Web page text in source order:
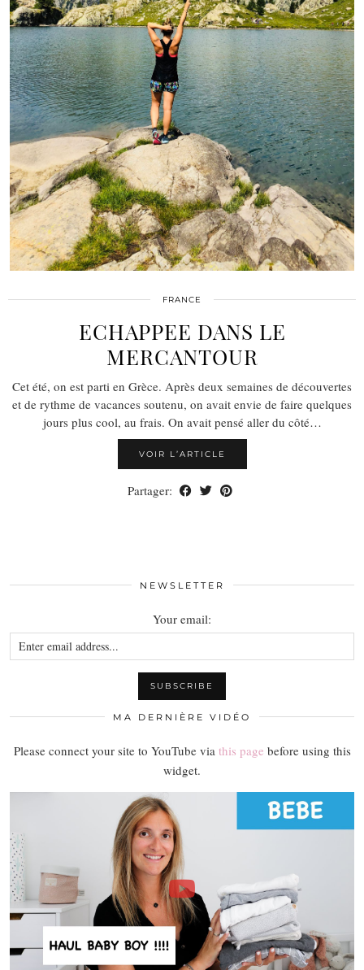
FRANCE
ECHAPPEE DANS LE
MERCANTOUR
Cet été, on est parti en Grèce. Après deux semaines de découvertes
et de rythme de vacances soutenu, on avait envie de faire quelques
jours plus cool, au frais. On avait pensé aller du côté…
VOIR L’ARTICLE
Partager:
NEWSLETTER
Your email:
MA DERNIÈRE VIDÉO
Please connect your site to YouTube via this page before using this
widget.